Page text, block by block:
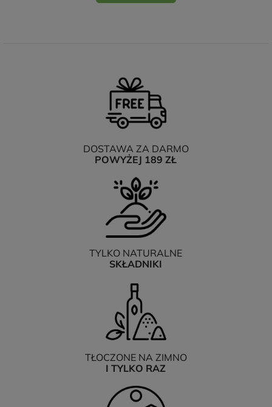
DOSTAWA ZA DARMO
POWYŻEJ 189 ZŁ
TYLKO NATURALNE
SKŁADNIKI
TŁOCZONE NA ZIMNO
I TYLKO RAZ